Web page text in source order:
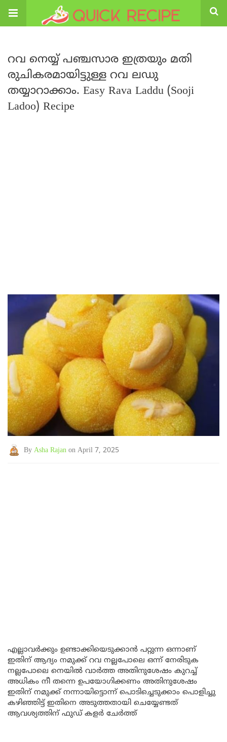
റവ നെയ്യ് പഞ്ചസാര ഇത്രയും മതി
രുചികരമായിട്ടുള്ള റവ ലഡു
തയ്യാറാക്കാം. Easy Rava Laddu (Sooji
Ladoo) Recipe
By Asha Rajan on April 7, 2025
എല്ലാവർക്കും ഉണ്ടാക്കിയെടുക്കാൻ പറ്റുന്ന ഒന്നാണ്
ഇതിന് ആദ്യം നമുക്ക് റവ നല്ലപോലെ ഒന്ന് നേരിടുക
നല്ലപോലെ നെയിൽ വാർത്ത അതിനുശേഷം കുറച്ച്
അധികം നീ തന്നെ ഉപയോഗിക്കണം അതിനുശേഷം
ഇതിന് നമുക്ക് നന്നായിട്ടൊന്ന് പൊടിച്ചെടുക്കാം പൊളിച്ചു
കഴിഞ്ഞിട്ട് ഇതിനെ അടുത്തതായി ചെയ്യേണ്ടത്
ആവശ്യത്തിന് ഫുഡ് കളർ ചേർത്ത്